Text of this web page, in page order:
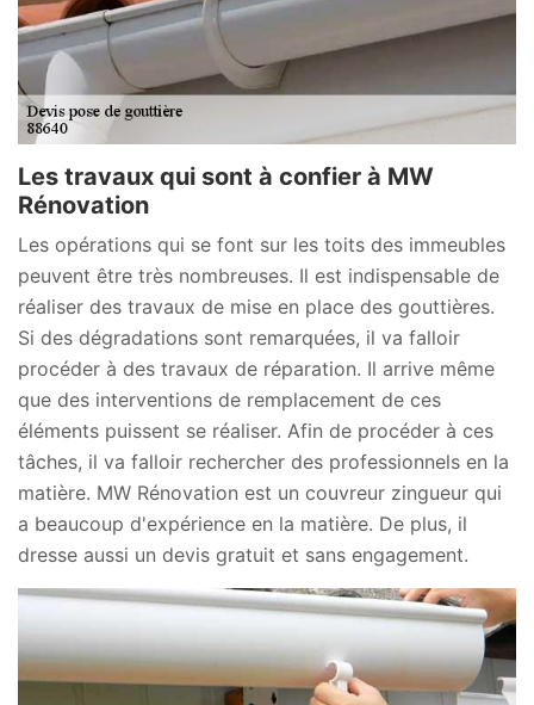
Les travaux qui sont à confier à MW
Rénovation
Les opérations qui se font sur les toits des immeubles
peuvent être très nombreuses. Il est indispensable de
réaliser des travaux de mise en place des gouttières.
Si des dégradations sont remarquées, il va falloir
procéder à des travaux de réparation. Il arrive même
que des interventions de remplacement de ces
éléments puissent se réaliser. Afin de procéder à ces
tâches, il va falloir rechercher des professionnels en la
matière. MW Rénovation est un couvreur zingueur qui
a beaucoup d'expérience en la matière. De plus, il
dresse aussi un devis gratuit et sans engagement.